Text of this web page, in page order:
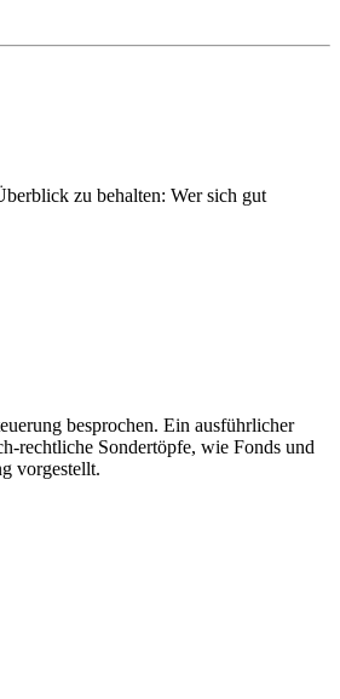
zu behalten: Wer sich gut
besprochen. Ein ausführlicher
rechtliche Sondertöpfe, wie Fonds und
vorgestellt.